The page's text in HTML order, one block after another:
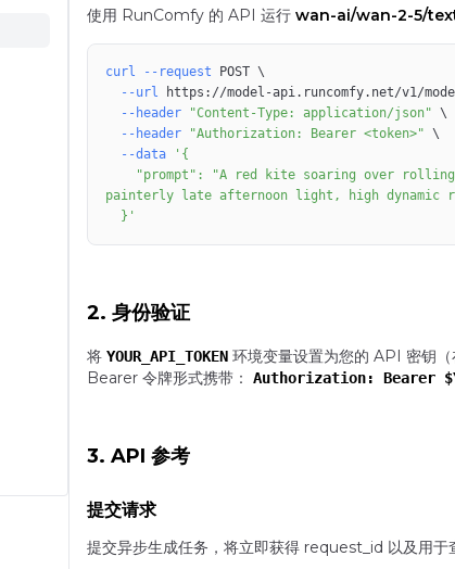
使用 RunComfy 的 API 运行 wan-ai/wan-2-5/
curl --request POST \
--url https://model-api.runcomfy.net/v1/
--header
"Content-Type: application/json" \
--header
"Authorization: Bearer <token>" \
--data
  }'
2. 身份验证
将 YOUR_API_TOKEN 环境变量设置为您的 API 密钥（
Bearer 令牌形式携带：
Authorization: Bearer
3. API 参考
提交请求
提交异步生成任务，将立即获得 request_id 以及用于